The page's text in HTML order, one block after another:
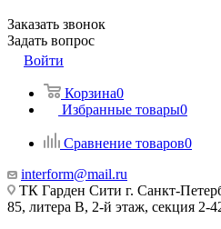
Заказать звонок
Задать вопрос
Войти
Корзина0
Избранные товары0
Сравнение товаров0
interform@mail.ru
ТК Гарден Сити г. Санкт-
85, литера В, 2-й этаж, секция 2-